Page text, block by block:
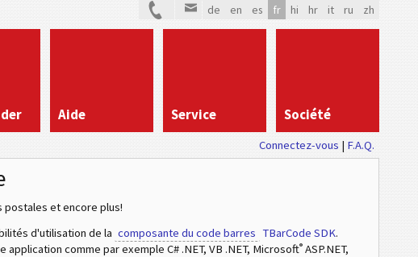
de en es fr hi hr it ru zh
Aide Service Société
Connectez-vous | F.A.Q.
postales et encore plus!
d'utilisation de la composante du code barres TBarCode SDK.
comme par exemple C# .NET, VB .NET, Microsoft® ASP.NET,